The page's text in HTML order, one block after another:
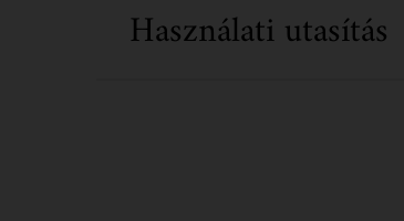
Használati utasítás